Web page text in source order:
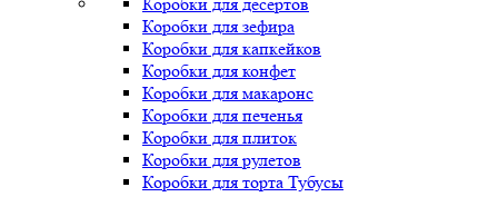
Коробки для зефира
Коробки для капкейков
Коробки для конфет
Коробки для макаронс
Коробки для печенья
Коробки для плиток
Коробки для рулетов
Коробки для торта Тубусы